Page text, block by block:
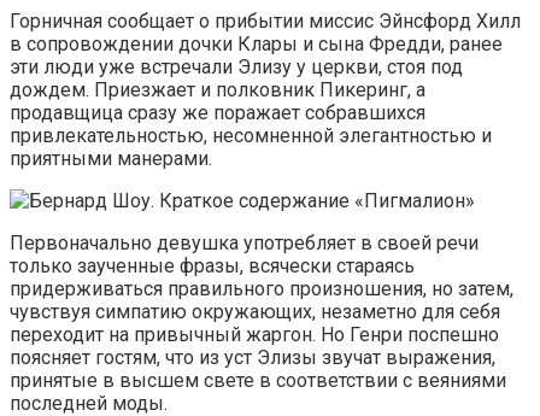
Горничная сообщает о прибытии миссис Эйнсфорд Хилл
в сопровождении дочки Клары и сына Фредди, ранее
эти люди уже встречали Элизу у церкви, стоя под
дождем. Приезжает и полковник Пикеринг, а
продавщица сразу же поражает собравшихся
привлекательностью, несомненной элегантностью и
приятными манерами.
Первоначально девушка употребляет в своей речи
только заученные фразы, всячески стараясь
придерживаться правильного произношения, но затем,
чувствуя симпатию окружающих, незаметно для себя
переходит на привычный жаргон. Но Генри поспешно
поясняет гостям, что из уст Элизы звучат выражения,
принятые в высшем свете в соответствии с веяниями
последней моды.